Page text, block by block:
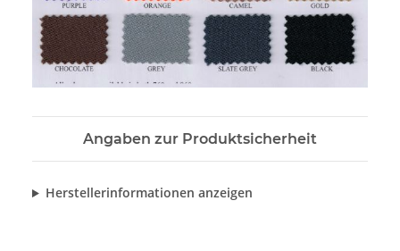
Angaben zur Produktsicherheit
Herstellerinformationen anzeigen